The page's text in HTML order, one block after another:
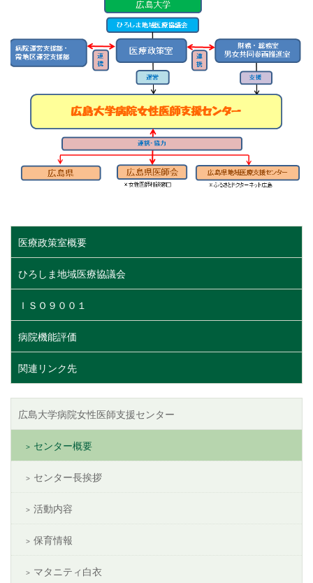
医療政策室概要
ひろしま地域医療協議会
ＩＳＯ９００１
病院機能評価
関連リンク先
広島大学病院女性医師支援センター
センター概要
センター長挨拶
活動内容
保育情報
マタニティ白衣